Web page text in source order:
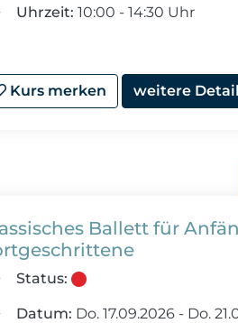
Uhrzeit: 10:00 - 14:30 Uhr
Kurs merken weitere
Ballett für
Status:
Datum: Do.17.09.2026 - Do.